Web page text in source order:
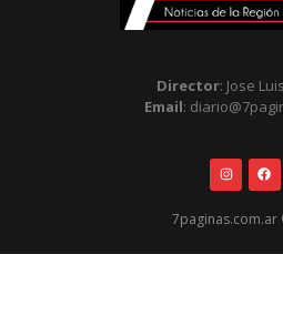
Director: Jose
Email:
7paginas.com.ar